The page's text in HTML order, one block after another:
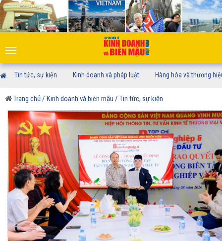
Toggle
navigation
Tin tức, sự kiện Kinh doanh và pháp luật Hàng hóa và thương
Trang chủ/ Kinh doanh và biên mậu / Tin tức, sự kiện